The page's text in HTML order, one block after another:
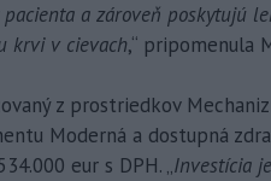
a zároveň poskytujú
krvi v cievach,“ pripomenula
z prostriedkov
Moderná a dostupná
eur s DPH. „Investícia